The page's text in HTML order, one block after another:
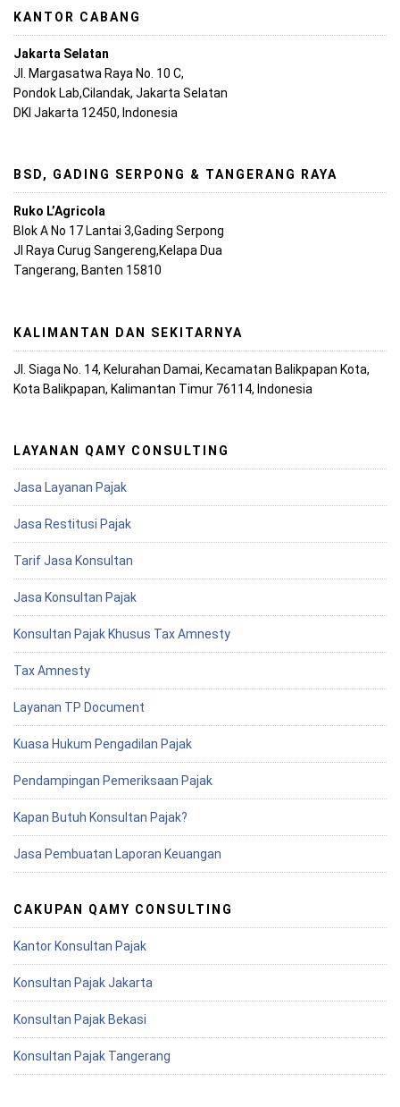
KANTOR CABANG
Jakarta Selatan
Jl. Margasatwa Raya No. 10 C,
Pondok Lab,Cilandak, Jakarta Selatan
DKI Jakarta 12450, Indonesia
BSD, GADING SERPONG & TANGERANG RAYA
Ruko L’Agricola
Blok A No 17 Lantai 3,Gading Serpong
Jl Raya Curug Sangereng,Kelapa Dua
Tangerang, Banten 15810
KALIMANTAN DAN SEKITARNYA
Jl. Siaga No. 14, Kelurahan Damai, Kecamatan Balikpapan Kota,
Kota Balikpapan, Kalimantan Timur 76114, Indonesia
LAYANAN QAMY CONSULTING
Jasa Layanan Pajak
Jasa Restitusi Pajak
Tarif Jasa Konsultan
Jasa Konsultan Pajak
Konsultan Pajak Khusus Tax Amnesty
Tax Amnesty
Layanan TP Document
Kuasa Hukum Pengadilan Pajak
Pendampingan Pemeriksaan Pajak
Kapan Butuh Konsultan Pajak?
Jasa Pembuatan Laporan Keuangan
CAKUPAN QAMY CONSULTING
Kantor Konsultan Pajak
Konsultan Pajak Jakarta
Konsultan Pajak Bekasi
Konsultan Pajak Tangerang